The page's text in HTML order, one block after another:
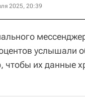
2025, 20:39
услышали
их данные